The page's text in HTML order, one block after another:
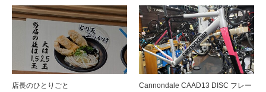
店長のひとりごと
Cannondale CAAD13 DISC フレー